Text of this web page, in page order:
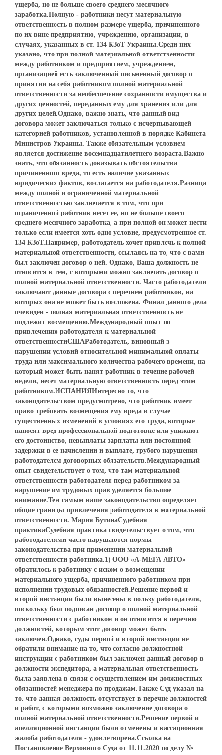
ущерба, но не больше своего среднего месячного
заработка.Полную - работники несут материальную
ответственность в полном размере ущерба, причиненного
по их вине предприятию, учреждению, организации, в
случаях, указанных в ст. 134 КЗоТ Украины.Среди них
указано, что при полной материальной ответственности
между работником и предприятием, учреждением,
организацией есть заключенный письменный договор о
принятии на себя работником полной материальной
ответственности за необеспечение сохранности имущества и
других ценностей, переданных ему для хранения или для
других целей.Однако, важно знать, что данный вид
договора может заключаться только с исчерпывающей
категорией работников, установленной в порядке Кабинета
Министров Украины. Также обязательным условием
является достижение восемнадцатилетнего возраста.Важно
знать, что обязанность доказывать обстоятельства
причиненного вреда, то есть наличие указанных
юридических фактов, возлагается на работодателя.Разница
между полной и ограниченной материальной
ответственностью заключается в том, что при
ограниченной работник несет ее, но не больше своего
среднего месячного заработка, а при полной он может нести
только если имеется хоть одно условие, предусмотренное ст.
134 КЗоТ.Например, работодатель хочет привлечь к полной
материальной ответственности, ссылаясь на то, что с вами
был заключен договор о ней. Однако, Ваша должность не
относится к тем, с которыми можно заключать договор о
полной материальной ответственности. Часто работодатели
заключают данные договора с перечнем работников, на
которых она не может быть возложена. Финал данного дела
очевиден - полная материальная ответственность не
подлежит возмещению.Международный опыт по
привлечению работодателя к материальной
ответственностиСШАРаботодатель, виновный в
нарушении условий относительной минимальной оплаты
труда или максимального количества рабочего времени, на
который может быть нанят работник в течение рабочей
недели, несет материальную ответственность перед этим
работником.ИСПАНИЯИнтересно то, что
законодательством предусмотрено, что работник имеет
право требовать возмещения ему вреда в случае
существенных изменений в условиях его труда, которые
наносят вред профессиональной подготовке или унижают
его достоинство, невыплаты зарплаты или постоянной
задержки в ее начислении и выплате, грубого нарушения
работодателем договорных обязательств.Международный
опыт свидетельствует о том, что там материальной
ответственности работодателя перед работником за
нарушение им трудовых прав уделяется большое
внимание.Тем самым наше законодательство определяет
общие границы привлечения работодателя к материальной
ответственности. Мария БутинаСудебная
практикаСудебная практика свидетельствует о том, что
работодателями часто нарушаются нормы
законодательства при применении материальной
ответственности работника.1) ООО «А-МЕГА АВТО»
обратилось к работнику с иском о возмещении
материального ущерба, причиненного работником при
исполнении трудовых обязанностей.Решение первой и
второй инстанции были вынесены в пользу работодателя,
поскольку был подписан договор о полной материальной
ответственности с работником и он относится к перечню
должностей, которым этот договор может быть
заключен.Однако, суды первой и второй инстанции не
обратили внимание на то, что согласно должностной
инструкции с работником был заключен данный договор в
должности экспедитора, а материальная ответственность
была заявлена в связи с осуществлением им должностных
обязанностей менеджера по продажам.Также Суд указал на
то, что данная должность отсутствует в перечне должностей
и работ, с которыми возможно заключение договора о
полной материальной ответственности.Решение первой и
апелляционной инстанции были отменены и кассационная
жалоба работодателя - удовлетворена.Ссылка на
Постановление Верховного Суда от 11.11.2020 по делу №